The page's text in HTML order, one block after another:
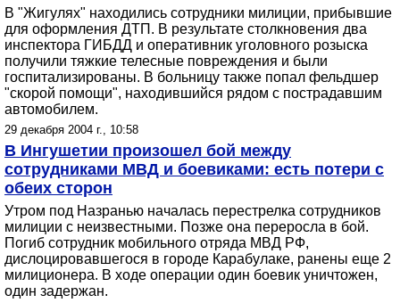
В "Жигулях" находились сотрудники милиции, прибывшие
для оформления ДТП. В результате столкновения два
инспектора ГИБДД и оперативник уголовного розыска
получили тяжкие телесные повреждения и были
госпитализированы. В больницу также попал фельдшер
"скорой помощи", находившийся рядом с пострадавшим
автомобилем.
29 декабря 2004 г., 10:58
В Ингушетии произошел бой между
сотрудниками МВД и боевиками: есть потери с
обеих сторон
Утром под Назранью началась перестрелка сотрудников
милиции с неизвестными. Позже она переросла в бой.
Погиб сотрудник мобильного отряда МВД РФ,
дислоцировавшегося в городе Карабулаке, ранены еще 2
милиционера. В ходе операции один боевик уничтожен,
один задержан.